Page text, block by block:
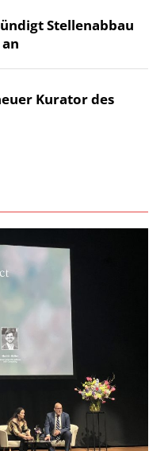
Stellenabbau
Kurator des